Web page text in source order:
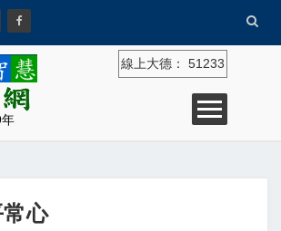
線上大德： 51233
心